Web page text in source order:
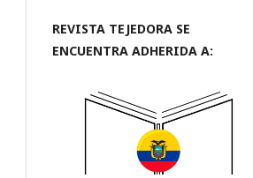
REVISTA TEJEDORA SE
ENCUENTRA ADHERIDA A: